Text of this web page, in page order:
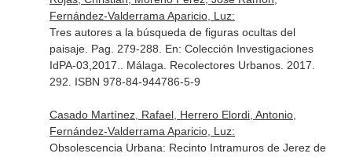
Fernández-Valderrama Aparicio, Luz:
Tres autores a la búsqueda de figuras ocultas del
paisaje. Pag. 279-288. En: Colección Investigaciones
IdPA-03,2017.
. Málaga. Recolectores Urbanos. 2017.
292. ISBN 978-84-944786-5-9
Casado Martínez, Rafael, Herrero Elordi, Antonio,
Fernández-Valderrama Aparicio, Luz:
Obsolescencia Urbana: Recinto Intramuros de Jerez de